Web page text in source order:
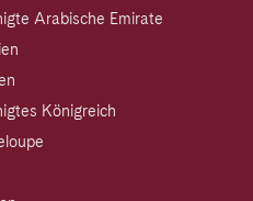
Arabische Emirate
Königreich